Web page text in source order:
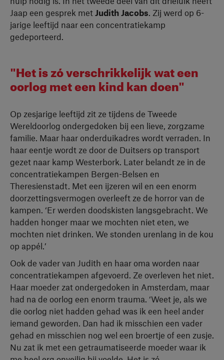
Jaap een gesprek met Judith Jacobs. Zij werd op 6-
jarige leeftijd naar een concentratiekamp
gedeporteerd.
"Het is zó verschrikkelijk wat een
oorlog met een kind kan doen"
Op zesjarige leeftijd zit ze tijdens de Tweede
Wereldoorlog ondergedoken bij een lieve, zorgzame
familie. Maar haar onderduikadres wordt verraden. In
haar eentje wordt ze door de Duitsers op transport
gezet naar kamp Westerbork. Later belandt ze in de
concentratiekampen Bergen-Belsen en
Theresienstadt. Met een ijzeren wil en een enorm
doorzettingsvermogen overleeft ze de horror van de
kampen. ‘Er werden doodskisten langsgebracht. We
hadden honger maar we mochten niet eten, we
mochten niet drinken. We stonden urenlang in de kou
op appél.’
Ook de vader van Judith en haar oma worden naar
concentratiekampen afgevoerd. Ze overleven het niet.
Haar moeder zat ondergedoken in Amsterdam, maar
had na de oorlog een enorm trauma. ‘Weet je, als we
die oorlog niet hadden gehad was ik een heel ander
iemand geworden. Dan had ik misschien een vader
gehad en misschien nog wel een broertje of een zusje.
Nu zat ik met een getraumatiseerde moeder waar ik